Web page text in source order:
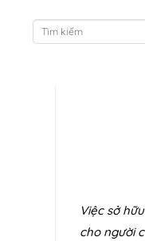
Tìm
kiếm:
Việc sở
cho người